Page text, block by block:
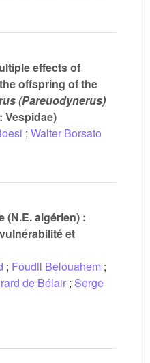
effects of
offspring of the
(Pareuodynerus)
Vespidae)
; Walter Borsato
(N.E. algérien) :
et
; Foudil Belouahem ;
de Bélair ; Serge